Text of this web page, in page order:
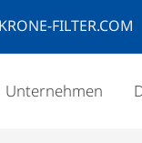
FILTER.COM
Unternehmen